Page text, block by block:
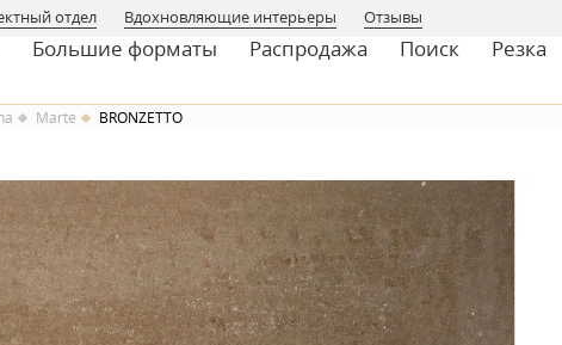
отдел Вдохновляющие интерьеры Отзывы
Большие форматы Распродажа Поиск Резка
Marte BRONZETTO